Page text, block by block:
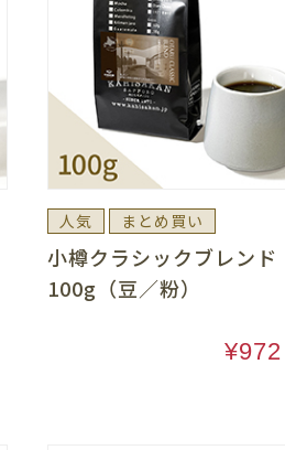
人気 まとめ買い
小樽クラシックブレンド
100g（豆／粉）
¥972